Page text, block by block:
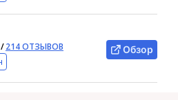
/214 ОТЗЫВОВ
Обзор